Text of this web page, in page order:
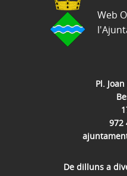
Pl.
972
De dilluns a
Web